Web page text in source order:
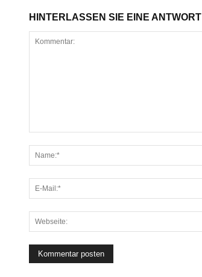
HINTERLASSEN SIE EINE ANTWORT